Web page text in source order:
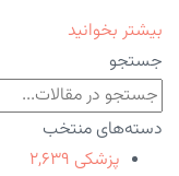
بیشتر بخوانید
جستجو
دسته‌های منتخب
پزشکی ۲,۶۳۹